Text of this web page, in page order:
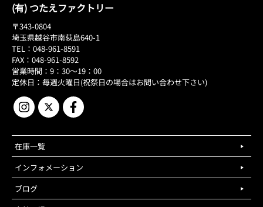
(有) つたえファクトリー
〒343-0804
埼玉県越谷市南荻島640-1
TEL：048-961-8591
FAX：048-961-8592
営業時間：9：30～19：00
定休日：毎週火曜日(祝祭日の場合はお問い合わせ下さい)
在庫一覧
インフォメーション
ブログ